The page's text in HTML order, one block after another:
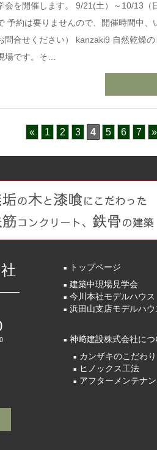
会を開催します。 9/21(土）～10/13
予約は要りませんので、開催時間中、
問合せください） kanzaki9 自然乾燥
場です。そ…
« 1 2 3 4 5 6 7 »
トップページ
建築中現場見学会
今川本社モデルハウス
浜田山支店モデルハウ
神﨑建設株式会社につ
カンザキのこだわり
ヒノックス工法
アフターメンテナ